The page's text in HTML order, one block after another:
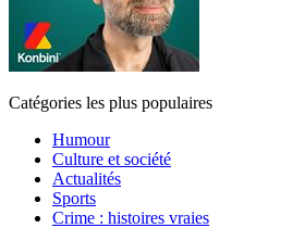
Catégories les plus populaires
Humour
Culture et société
Actualités
Sports
Crime : histoires vraies